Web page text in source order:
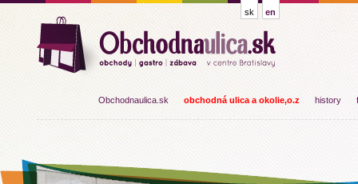
sk en
Obchodnaulica.sk obchodná ulica a okolie,o.z history